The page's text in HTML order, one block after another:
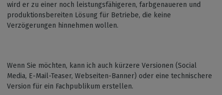
wird er zu einer noch leistungsfähigeren, farbgenaueren und
produktionsbereiten Lösung für Betriebe, die keine
Verzögerungen hinnehmen wollen.
Wenn Sie möchten, kann ich auch kürzere Versionen (Social
Media, E-Mail-Teaser, Webseiten-Banner) oder eine technischere
Version für ein Fachpublikum erstellen.